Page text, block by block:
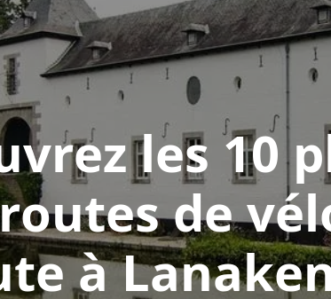
les 10
de
à